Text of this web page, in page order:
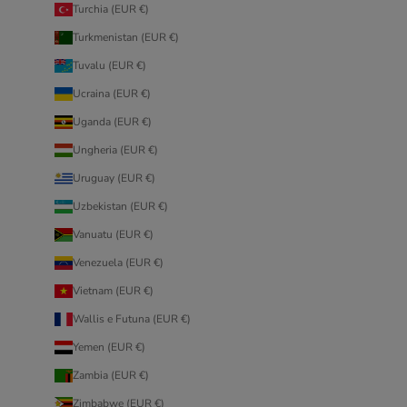
Turchia (EUR €)
Turkmenistan (EUR €)
Tuvalu (EUR €)
Ucraina (EUR €)
Uganda (EUR €)
Ungheria (EUR €)
Uruguay (EUR €)
Uzbekistan (EUR €)
Vanuatu (EUR €)
Venezuela (EUR €)
Vietnam (EUR €)
Wallis e Futuna (EUR €)
Yemen (EUR €)
Zambia (EUR €)
Zimbabwe (EUR €)